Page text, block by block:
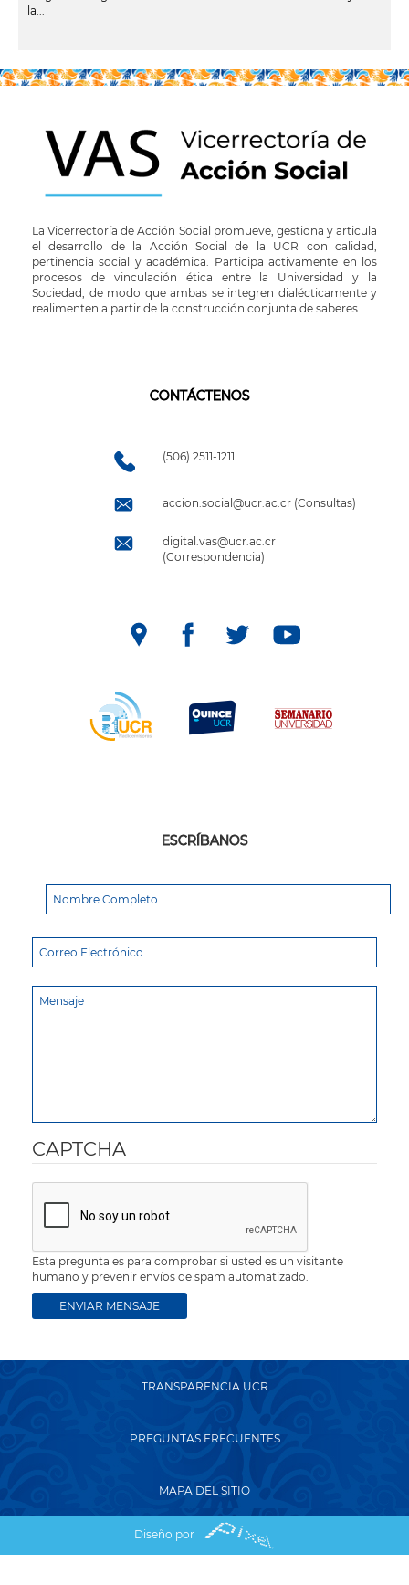
la...
La Vicerrectoría de Acción Social promueve, gestiona y articula
el desarrollo de la Acción Social de la UCR con calidad,
pertinencia social y académica. Participa activamente en los
procesos de vinculación ética entre la Universidad y la
Sociedad, de modo que ambas se integren dialécticamente y
realimenten a partir de la construcción conjunta de saberes.
CONTÁCTENOS
(506) 2511-1211
accion.social@ucr.ac.cr (Consultas)
digital.vas@ucr.ac.cr
(Correspondencia)
ESCRÍBANOS
CAPTCHA
Esta pregunta es para comprobar si usted es un visitante
humano y prevenir envíos de spam automatizado.
TRANSPARENCIA UCR
PREGUNTAS FRECUENTES
MAPA DEL SITIO
Diseño por